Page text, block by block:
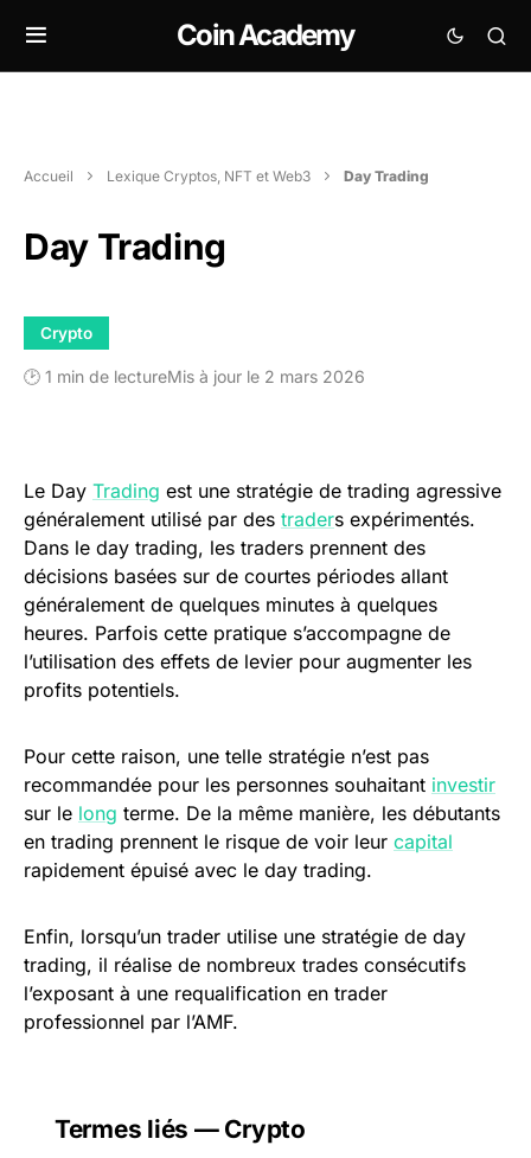
Coin Academy
Accueil Lexique Cryptos, NFT et Web3 Day Trading
Day Trading
Crypto
🕑 1 min de lectureMis à jour le 2 mars 2026
Le Day Trading est une stratégie de trading agressive
généralement utilisé par des traders expérimentés.
Dans le day trading, les traders prennent des
décisions basées sur de courtes périodes allant
généralement de quelques minutes à quelques
heures. Parfois cette pratique s’accompagne de
l’utilisation des effets de levier pour augmenter les
profits potentiels.
Pour cette raison, une telle stratégie n’est pas
recommandée pour les personnes souhaitant investir
sur le long terme. De la même manière, les débutants
en trading prennent le risque de voir leur capital
rapidement épuisé avec le day trading.
Enfin, lorsqu’un trader utilise une stratégie de day
trading, il réalise de nombreux trades consécutifs
l’exposant à une requalification en trader
professionnel par l’AMF.
Termes liés — Crypto